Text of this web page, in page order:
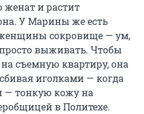
женат и растит
У Марины же есть
сокровище — ум,
выживать. Чтобы
на съемную квартиру, она
иголками — когда
— тонкую кожу на
в Политехе.